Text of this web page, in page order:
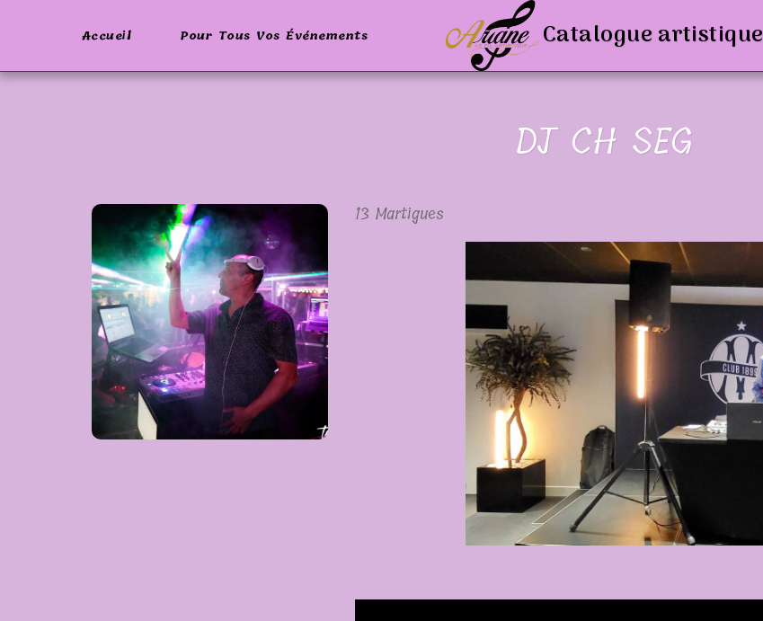
Accueil Pour Tous Vos Événements Catalogue artistique
DJ CH SEG
13 Martigues